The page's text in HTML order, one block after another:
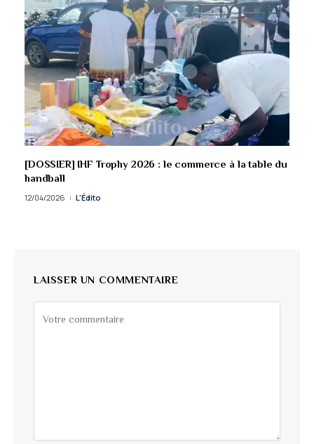
[DOSSIER] IHF Trophy 2026 : le commerce à la table du
handball
12/04/2026 L'Édito
LAISSER UN COMMENTAIRE